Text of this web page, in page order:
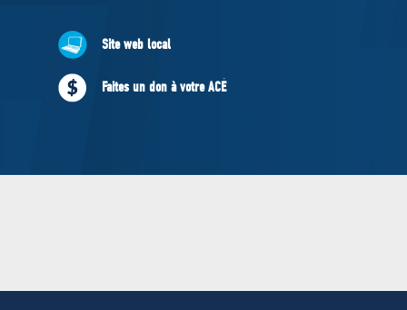
À PROPOS
Documents constitutifs
Site web local
Faites un don à votre ACÉ